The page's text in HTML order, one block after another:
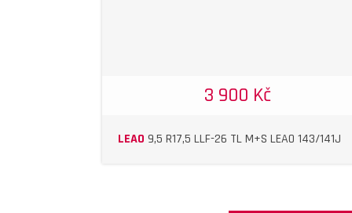
3 900 Kč
LEAO 9,5 R17,5 LLF-26 TL M+S LEAO 143/141J